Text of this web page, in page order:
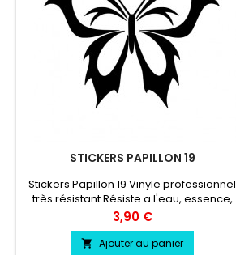
STICKERS PAPILLON 19
Stickers Papillon 19 Vinyle professionnel
très résistant Résiste a l'eau, essence,
chaleur, froid.Durée de vie entre 3 et 5
ans environs La Taille du Sticker se
compte en Hauteur Pose facile livré
Prix
3,90 €
 Ajouter au panier